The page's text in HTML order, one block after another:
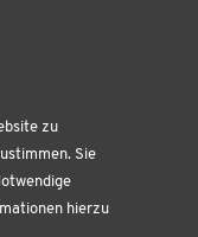
zu
Sie
hierzu